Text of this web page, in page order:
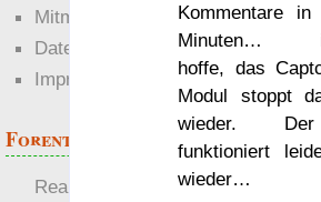
Kommentare in
Minuten…
hoffe, das
Modul stoppt
wieder. Der
funktioniert
wieder…
Mitmachen
Datenschutz
Impressum
Forenthemen
Realistische Kämpfe